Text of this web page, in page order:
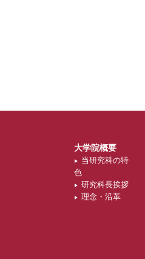
大学院概要
当研究科の特
色
研究科長挨拶
理念・沿革